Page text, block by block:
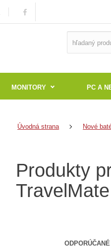
MONITORY PC A
Úvodná strana Nové
Produkty
ODPORÚČANÉ